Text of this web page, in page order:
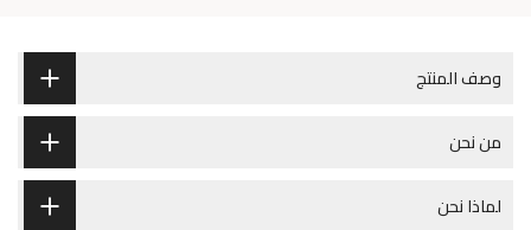
وصف المنتج
من نحن
لماذا نحن